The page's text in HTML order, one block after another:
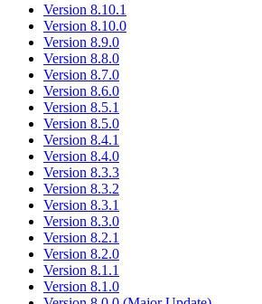
Version 8.10.1
Version 8.10.0
Version 8.9.0
Version 8.8.0
Version 8.7.0
Version 8.6.0
Version 8.5.1
Version 8.5.0
Version 8.4.1
Version 8.4.0
Version 8.3.3
Version 8.3.2
Version 8.3.1
Version 8.3.0
Version 8.2.1
Version 8.2.0
Version 8.1.1
Version 8.1.0